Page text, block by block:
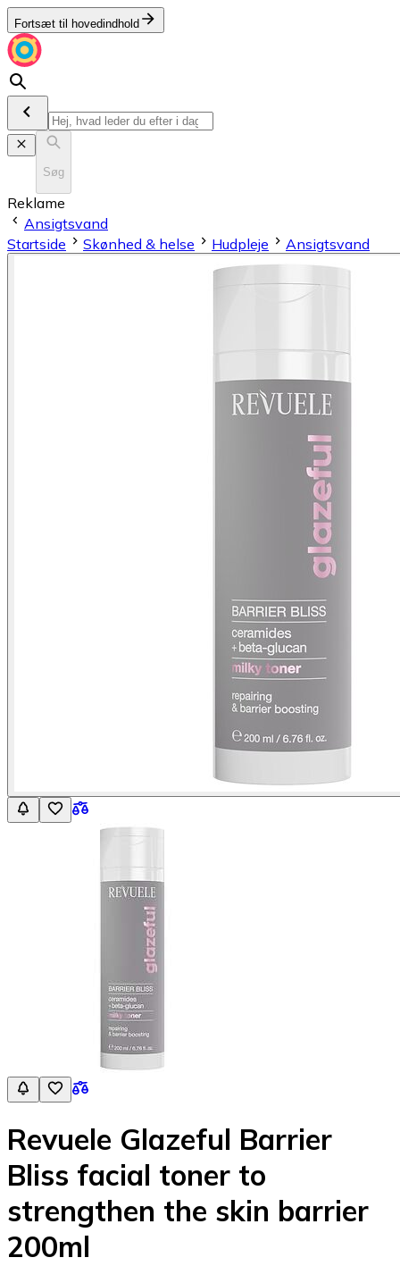
Fortsæt til hovedindhold
Søg
Reklame
Ansigtsvand
Startside
Skønhed & helse Hudpleje Ansigtsvand
Revuele Glazeful Barrier
Bliss facial toner to
strengthen the skin barrier
200ml